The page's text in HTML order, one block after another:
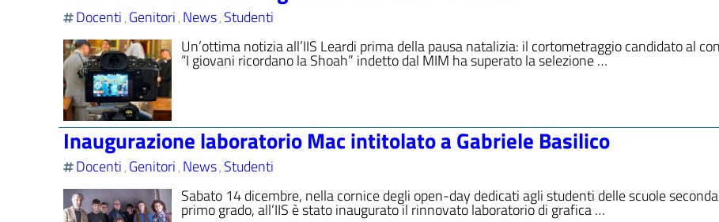
Docenti, Genitori, News, Studenti
Un’ottima notizia all’IIS Leardi prima della pausa natalizia: il cortometraggio candidato al
“I giovani ricordano la Shoah” indetto dal MIM ha superato la selezione …
Inaugurazione laboratorio Mac intitolato a Gabriele Basilico
Docenti, Genitori, News, Studenti
Sabato 14 dicembre, nella cornice degli open-day dedicati agli studenti delle scuole
primo grado, all’IIS è stato inaugurato il rinnovato laboratorio di grafica …